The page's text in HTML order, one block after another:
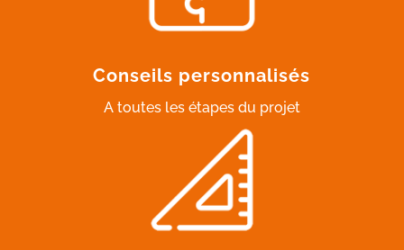
Conseils personnalisés
A toutes les étapes du projet